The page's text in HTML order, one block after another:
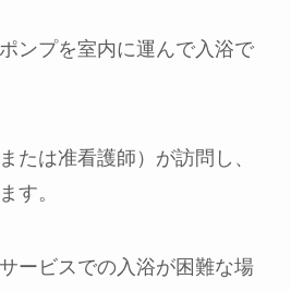
ンプを室内に運んで入浴で
たは准看護師）が訪問し、
す。
ービスでの入浴が困難な場